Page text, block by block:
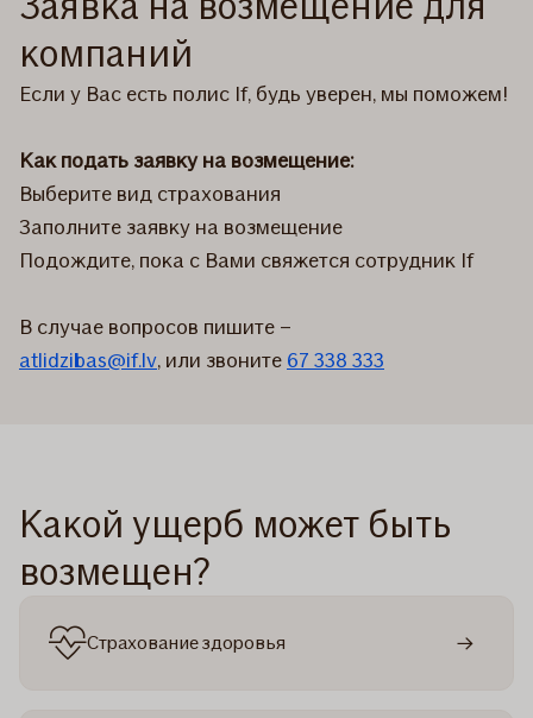
компаний
Если у Вас есть полис If, будь уверен, мы поможем!
Как подать заявку на возмещение:
Выберите вид страхования
Заполните заявку на возмещение
Подождите, пока с Вами свяжется сотрудник If
В случае вопросов пишите –
atlidzibas@if.lv, или звоните 67 338 333
Какой ущерб может быть
возмещен?
Страхование здоровья